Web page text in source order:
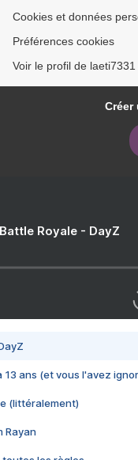
Cookies et données
Préférences cookies
Voir le profil de
Créer
Royale - DayZ
13 ans (et vous l'avez
(littéralement)
Rayan